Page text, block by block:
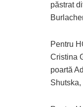
păstrat
Pentru
Cristina
poartă